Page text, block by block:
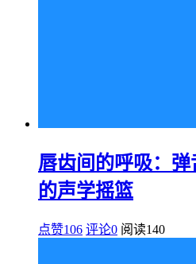
唇齿间的呼吸：
的声学摇篮
点赞106 评论0 阅读140